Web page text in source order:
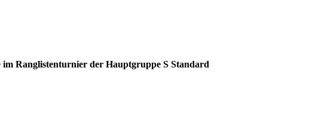
im Ranglistenturnier der Hauptgruppe S Standard